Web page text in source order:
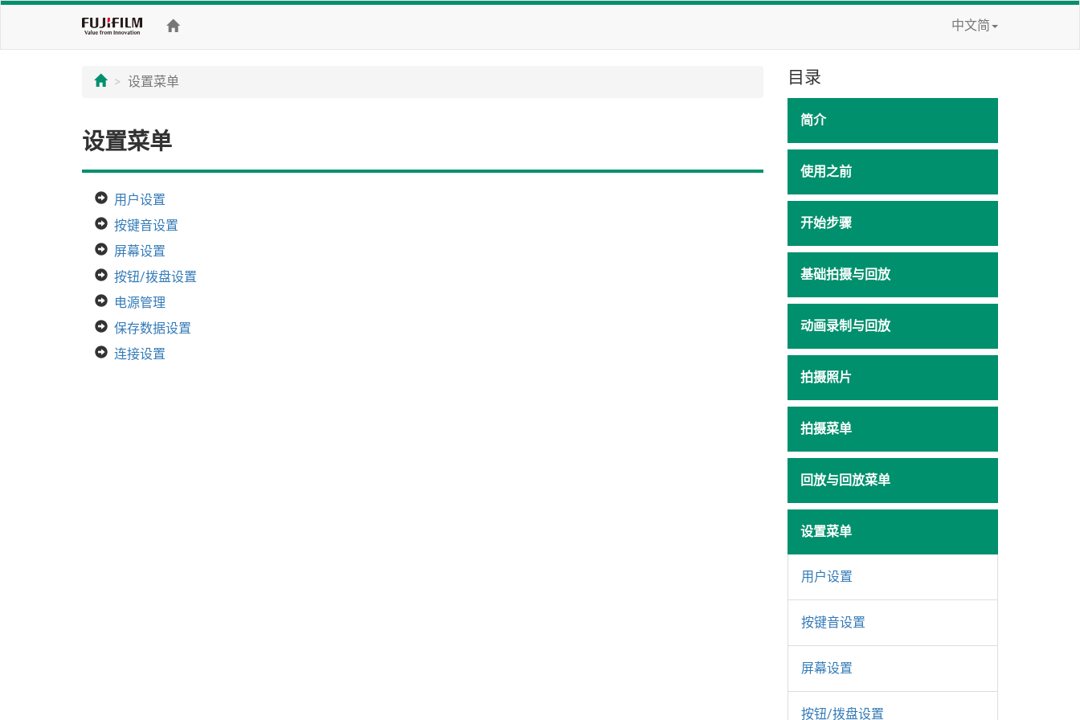
中文简
设置菜单
设置菜单
用户设置
按键音设置
屏幕设置
按钮/拨盘设置
电源管理
保存数据设置
连接设置
目录
简介
使用之前
开始步骤
基础拍摄与回放
动画录制与回放
拍摄照片
拍摄菜单
回放与回放菜单
设置菜单
用户设置
按键音设置
屏幕设置
按钮/拨盘设置